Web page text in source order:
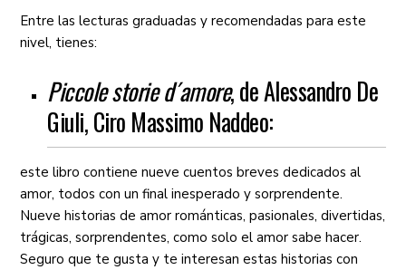
Entre las lecturas graduadas y recomendadas para este
nivel, tienes:
Piccole storie d´amore, de Alessandro De
Giuli, Ciro Massimo Naddeo:
este libro contiene nueve cuentos breves dedicados al
amor, todos con un final inesperado y sorprendente.
Nueve historias de amor románticas, pasionales, divertidas,
trágicas, sorprendentes, como solo el amor sabe hacer.
Seguro que te gusta y te interesan estas historias con